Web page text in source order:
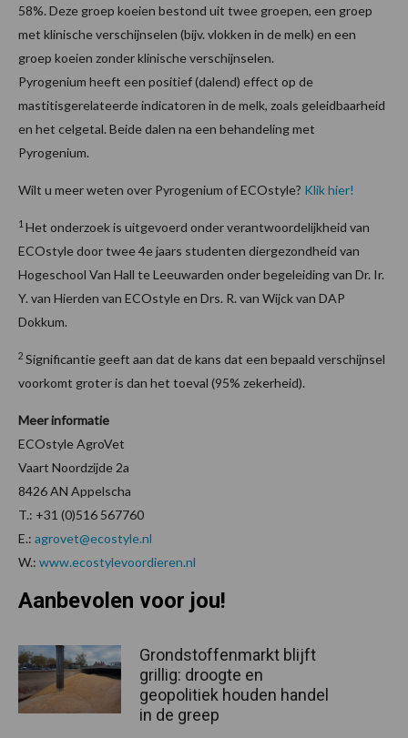
58%. Deze groep koeien bestond uit twee groepen, een groep
met klinische verschijnselen (bijv. vlokken in de melk) en een
groep koeien zonder klinische verschijnselen.
Pyrogenium heeft een positief (dalend) effect op de
mastitisgerelateerde indicatoren in de melk, zoals geleidbaarheid
en het celgetal. Beide dalen na een behandeling met
Pyrogenium.
Wilt u meer weten over Pyrogenium of ECOstyle? Klik hier!
1 Het onderzoek is uitgevoerd onder verantwoordelijkheid van
ECOstyle door twee 4e jaars studenten diergezondheid van
Hogeschool Van Hall te Leeuwarden onder begeleiding van Dr. Ir.
Y. van Hierden van ECOstyle en Drs. R. van Wijck van DAP
Dokkum.
2 Significantie geeft aan dat de kans dat een bepaald verschijnsel
voorkomt groter is dan het toeval (95% zekerheid).
Meer informatie
ECOstyle AgroVet
Vaart Noordzijde 2a
8426 AN Appelscha
T.: +31 (0)516 567760
E.: agrovet@ecostyle.nl
W.: www.ecostylevoordieren.nl
Aanbevolen voor jou!
Grondstoffenmarkt blijft
grillig: droogte en
geopolitiek houden handel
in de greep